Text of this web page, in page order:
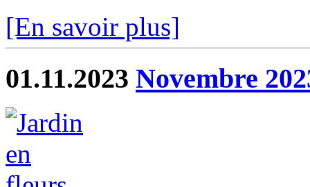
[En savoir plus]
01.11.2023 Novembre